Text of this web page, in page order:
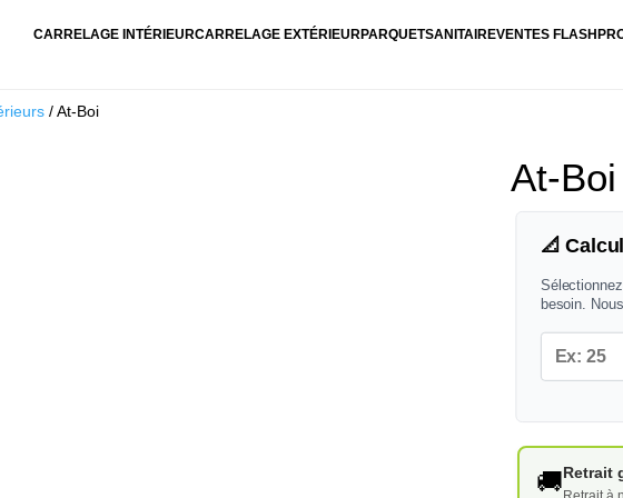
CARRELAGE INTÉRIEURCARRELAGE EXTÉRIEURPARQUETSANITAIREVENTES FLASH
/ At-Boi
At-Boi
📐
besoin.
🚚Retrait